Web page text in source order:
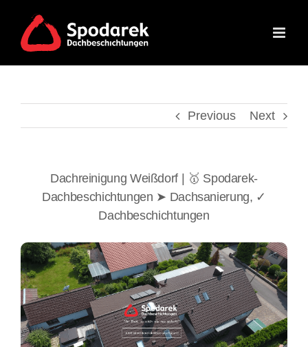
content
Previous Next
Dachreinigung Weißdorf | 🥇 Spodarek-
Dachbeschichtungen ➤ Dachsanierung, ✓
Dachbeschichtungen